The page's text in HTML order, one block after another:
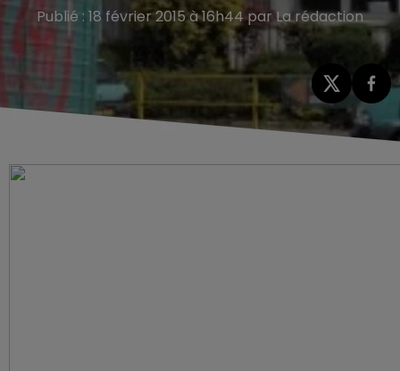
Publié : 18 février 2015 à 16h44 par La rédaction